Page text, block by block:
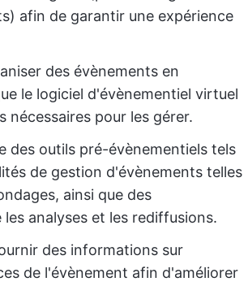
afin de garantir une expérience
des évènements en
le logiciel d'évènementiel virtuel
nécessaires pour les gérer.
des outils pré-évènementiels tels
de gestion d'évènements telles
ainsi que des
analyses et les rediffusions.
des informations sur
de l'évènement afin d'améliorer